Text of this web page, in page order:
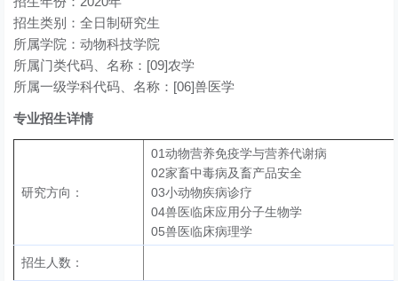
招生类别：全日制研究生
所属学院：动物科技学院
所属门类代码、名称：[09]农学
所属一级学科代码、名称：[06]兽医学
专业招生详情
研究方向：
01动物营养免疫学与营养代谢病
02家畜中毒病及畜产品安全
03小动物疾病诊疗
04兽医临床应用分子生物学
05兽医临床病理学
招生人数：